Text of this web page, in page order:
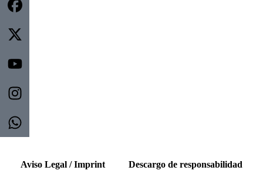
Aviso Legal / Imprint Descargo de responsabilidad